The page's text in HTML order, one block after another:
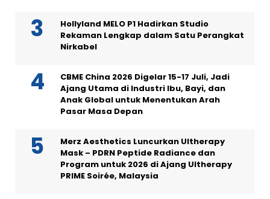
Hollyland MELO P1 Hadirkan Studio
Rekaman Lengkap dalam Satu Perangkat
Nirkabel
CBME China 2026 Digelar 15-17 Juli, Jadi
Ajang Utama di Industri Ibu, Bayi, dan
Anak Global untuk Menentukan Arah
Pasar Masa Depan
Merz Aesthetics Luncurkan Ultherapy
Mask – PDRN Peptide Radiance dan
Program untuk 2026 di Ajang Ultherapy
PRIME Soirée, Malaysia